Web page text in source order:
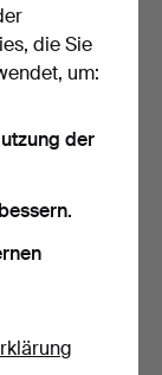
106 USD
100 USD
die Sie
um:
der